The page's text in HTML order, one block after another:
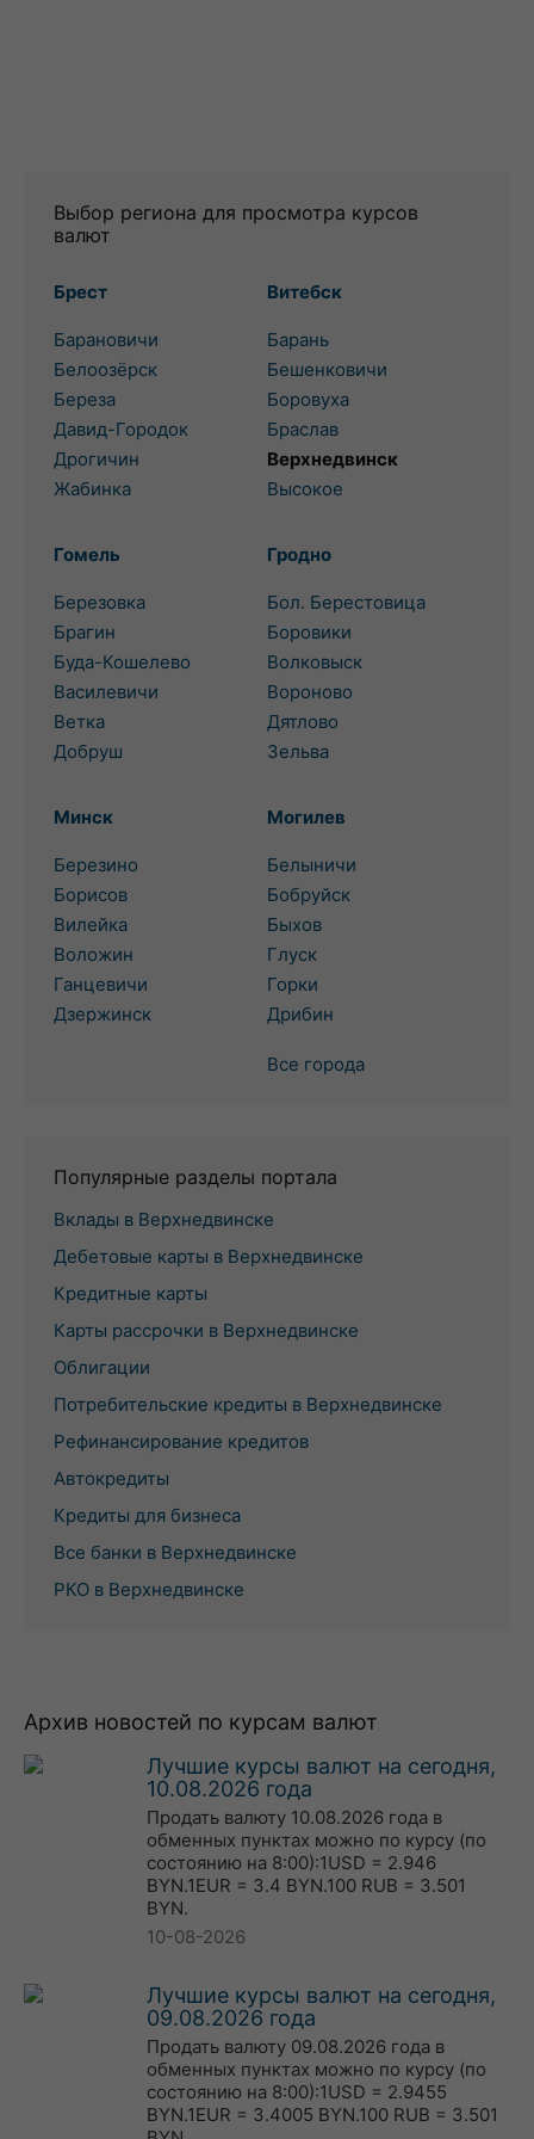
Выбор региона для просмотра курсов
валют
Брест
Барановичи
Белоозёрск
Береза
Давид-Городок
Дрогичин
Жабинка
Витебск
Барань
Бешенковичи
Боровуха
Браслав
Верхнедвинск
Высокое
Гомель
Березовка
Брагин
Буда-Кошелево
Василевичи
Ветка
Добруш
Гродно
Бол. Берестовица
Боровики
Волковыск
Вороново
Дятлово
Зельва
Минск
Березино
Борисов
Вилейка
Воложин
Ганцевичи
Дзержинск
Могилев
Белыничи
Бобруйск
Быхов
Глуск
Горки
Дрибин
Все города
Популярные разделы портала
Вклады в Верхнедвинске
Дебетовые карты в Верхнедвинске
Кредитные карты
Карты рассрочки в Верхнедвинске
Облигации
Потребительские кредиты в Верхнедвинске
Рефинансирование кредитов
Автокредиты
Кредиты для бизнеса
Все банки в Верхнедвинске
РКО в Верхнедвинске
Архив новостей по курсам валют
Лучшие курсы валют на сегодня,
10.08.2026 года
Продать валюту 10.08.2026 года в
обменных пунктах можно по курсу (по
состоянию на 8:00):1USD = 2.946
BYN.1EUR = 3.4 BYN.100 RUB = 3.501
BYN.
10-08-2026
Лучшие курсы валют на сегодня,
09.08.2026 года
Продать валюту 09.08.2026 года в
обменных пунктах можно по курсу (по
состоянию на 8:00):1USD = 2.9455
BYN.1EUR = 3.4005 BYN.100 RUB = 3.501